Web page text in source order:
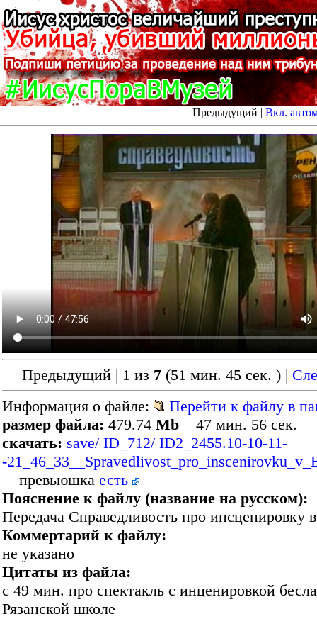
Предыдущий | Вкл.
Предыдущий | 1 из 7 (51 мин. 45 сек. )|
Информация о файле:
Перейти к файлу в
размер файла: 479.74 Mb 47 мин. 56 сек.
скачать: save/ ID_712/ ID2_2455.10-10-11-
-
превьюшка есть
Пояснение к файлу (название на русском):
Передача Справедливость про инсценировку
Коммертарий к файлу:
не указано
Цитаты из файла:
с 49 мин. про спектакль с инценировкой
Рязанской школе